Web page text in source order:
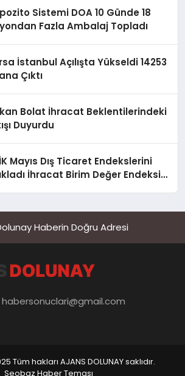
Sistemi DOA 10 Günde 18
Fazla Ambalaj Topladı
İstanbul Açılışta Yükseldi 14253
Çıktı
Bolat İhracat Beklentilerindeki
Duyurdu
Mayıs Dış Ticaret Endekslerini
İhracat Birim Değer Endeksi
Haberin Doğru Adresi
habersonuclari@gmail.com
Tüm hakları AJANS DOLUNAY saklıdır.
Seobaz Haber Teması